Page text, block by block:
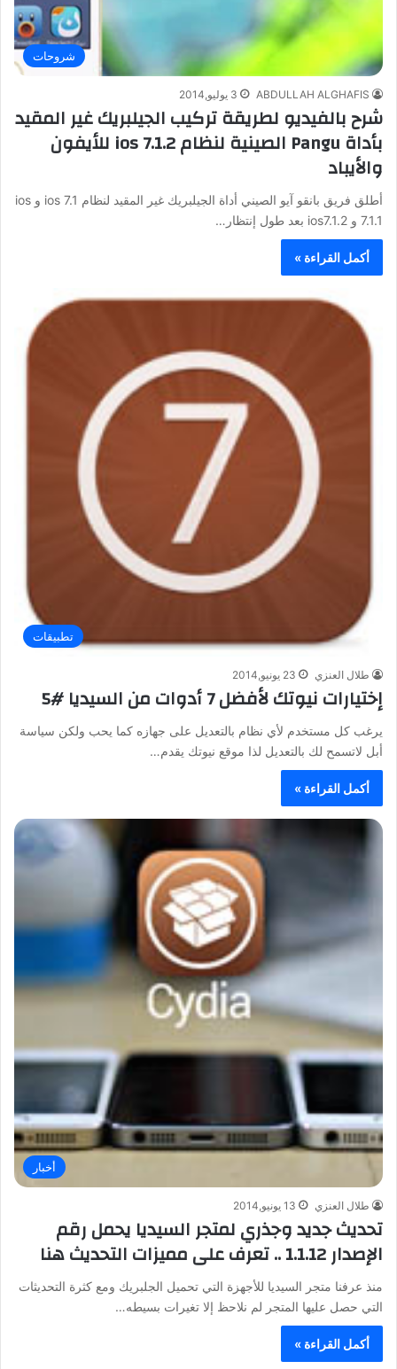
شروحات
ABDULLAH ALGHAFIS 3 يوليو,2014
شرح بالفيديو لطريقة تركيب الجيلبريك غير المقيد
بأداة Pangu الصينية لنظام ios 7.1.2 للأيفون
والأيباد
أطلق فريق بانقو آيو الصيني أداة الجيلبريك غير المقيد لنظام ios 7.1 و ios
7.1.1 و ios7.1.2 بعد طول إنتظار…
أكمل القراءة »
تطبيقات
طلال العنزي 23 يونيو,2014
إختيارات نيوتك لأفضل 7 أدوات من السيديا #5
يرغب كل مستخدم لأي نظام بالتعديل على جهازه كما يحب ولكن سياسة
أبل لاتسمح لك بالتعديل لذا موقع نيوتك يقدم…
أكمل القراءة »
أخبار
طلال العنزي 13 يونيو,2014
تحديث جديد وجذري لمتجر السيديا يحمل رقم
الإصدار 1.1.12 .. تعرف على مميزات التحديث هنا
منذ عرفنا متجر السيديا للأجهزة التي تحميل الجلبريك ومع كثرة التحديثات
التي حصل عليها المتجر لم نلاحظ إلا تغيرات بسيطه…
أكمل القراءة »